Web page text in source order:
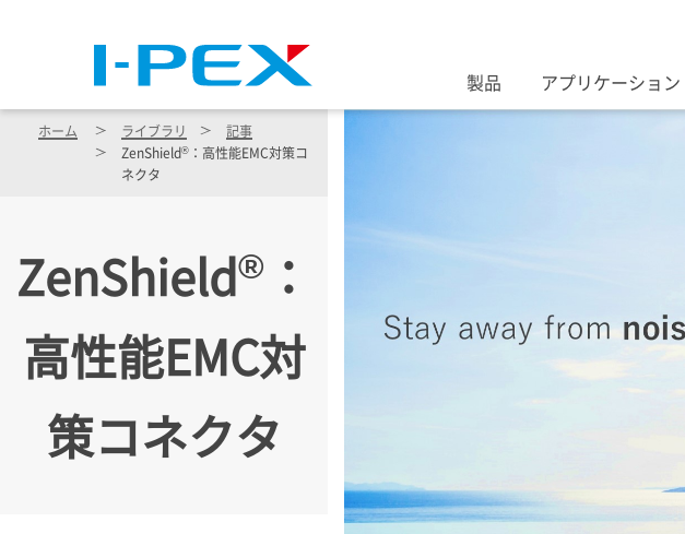
製品 アプリケーション
ホーム ライブラリ
記事
ZenShield® ：高性能EMC対策コ
ネクタ
ZenShield® ：
高性能EMC対
策コネクタ